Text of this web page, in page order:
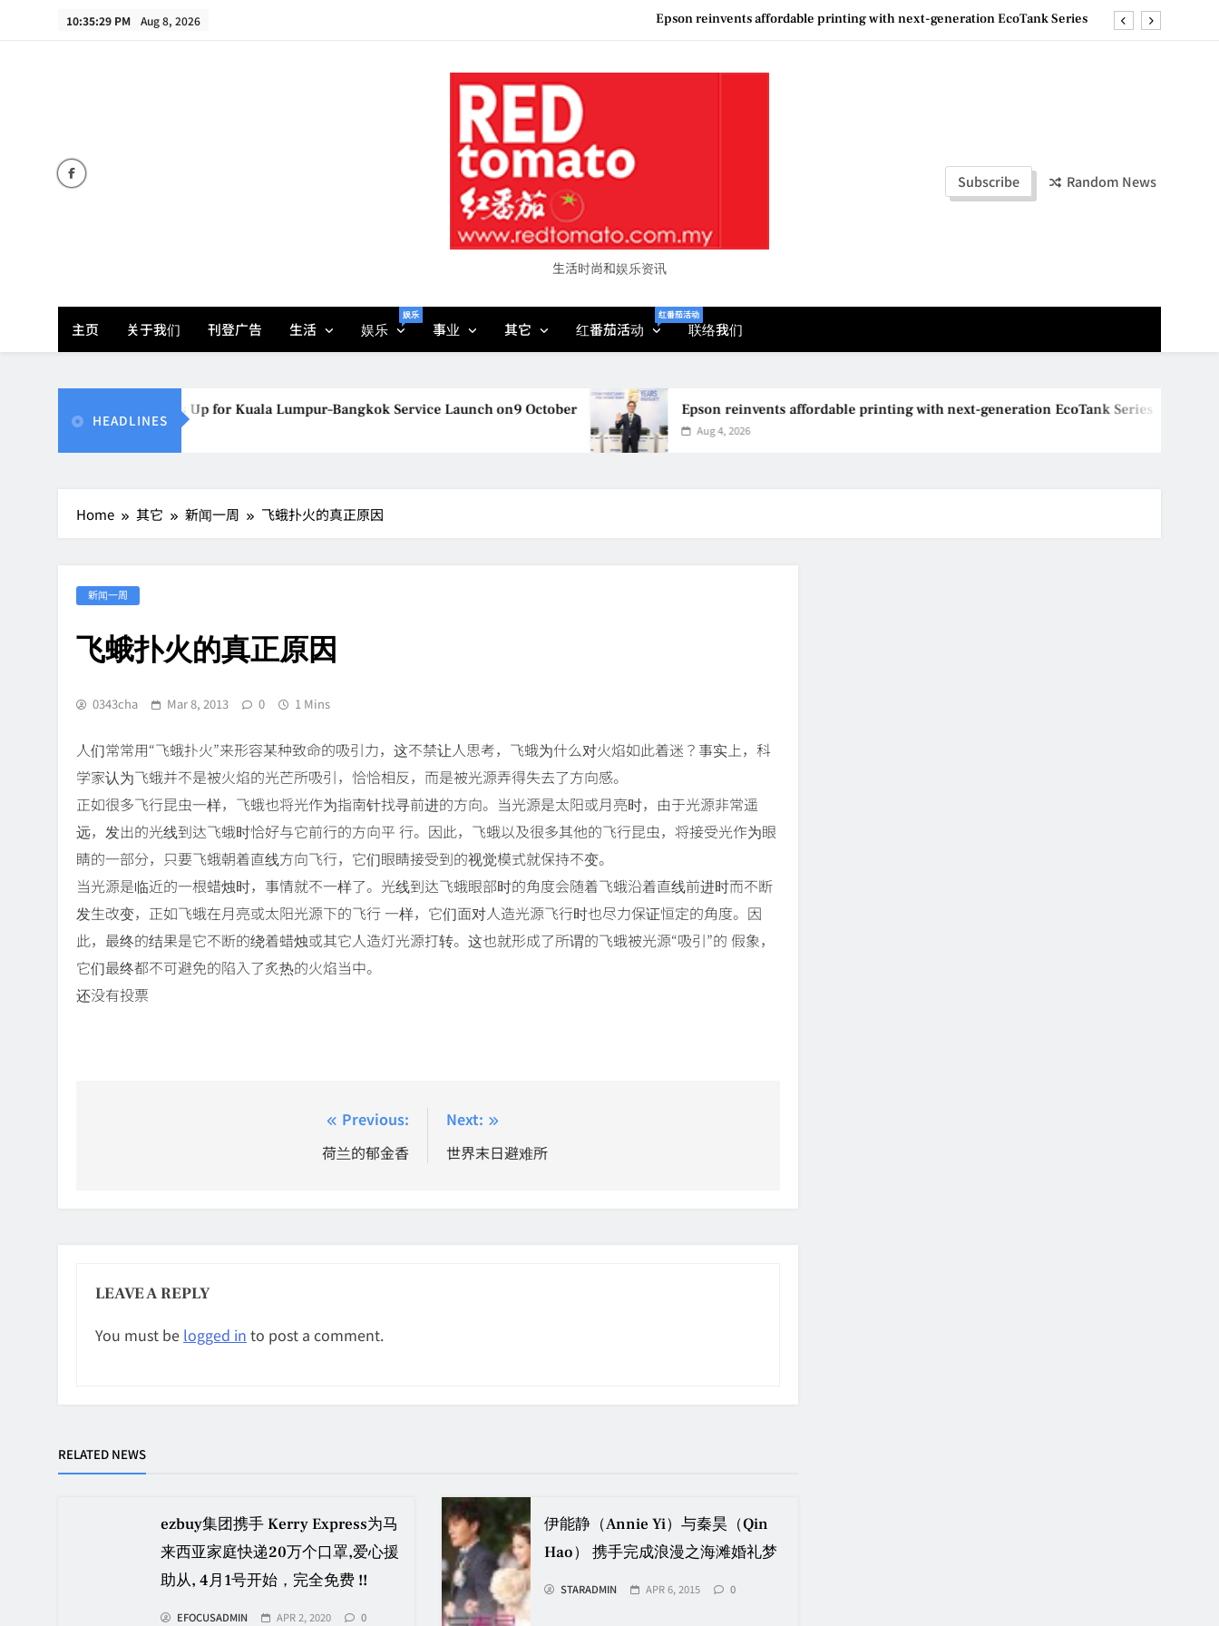
10:35:29 PM Aug 8, 2026 Epson reinvents affordable printing with next-generation EcoTank Series
Epson reinvents affordable printing with next-generation EcoTank Series
“See Her Heal – 1,000 Untold Stories” 为马来西亚妈妈提供分享剖腹产复原历程的空间
生活时尚和娱乐资讯
Subscribe Random News
主页 关于我们 刊登广告 生活 娱乐
娱乐
事业 其它 红番茄活动
红番茄活动
联络我们
HEADLINES
Vietjet Thailand Gears Up for Kuala Lumpur–Bangkok Service Launch on9 October
Aug 7, 2026
Epson reinvents affordable printing with next-generation EcoTank Series
Aug 4, 2026
Home 其它 新闻一周 飞蛾扑火的真正原因
新闻一周
飞蛾扑火的真正原因
0343cha Mar 8, 2013 0 1 Mins
人们常常用“飞蛾扑火”来形容某种致命的吸引力，这不禁让人思考，飞蛾为什么对火焰如此着迷？事实上，科
学家认为飞蛾并不是被火焰的光芒所吸引，恰恰相反，而是被光源弄得失去了方向感。
正如很多飞行昆虫一样，飞蛾也将光作为指南针找寻前进的方向。当光源是太阳或月亮时，由于光源非常遥
远，发出的光线到达飞蛾时恰好与它前行的方向平 行。因此，飞蛾以及很多其他的飞行昆虫，将接受光作为眼
睛的一部分，只要飞蛾朝着直线方向飞行，它们眼睛接受到的视觉模式就保持不变。
当光源是临近的一根蜡烛时，事情就不一样了。光线到达飞蛾眼部时的角度会随着飞蛾沿着直线前进时而不断
发生改变，正如飞蛾在月亮或太阳光源下的飞行 一样，它们面对人造光源飞行时也尽力保证恒定的角度。因
此，最终的结果是它不断的绕着蜡烛或其它人造灯光源打转。这也就形成了所谓的飞蛾被光源“吸引”的 假象，
它们最终都不可避免的陷入了炙热的火焰当中。
还没有投票
Previous:
荷兰的郁金香
Next:
世界末日避难所
LEAVE A REPLY
You must be logged in to post a comment.
RELATED NEWS
ezbuy集团携手 Kerry Express为马
来西亚家庭快递20万个口罩,爱心援
助从, 4月1号开始，完全免费 !!
EFOCUSADMIN APR 2, 2020 0
伊能静（Annie Yi）与秦昊（Qin
Hao） 携手完成浪漫之海滩婚礼梦
STARADMIN APR 6, 2015 0